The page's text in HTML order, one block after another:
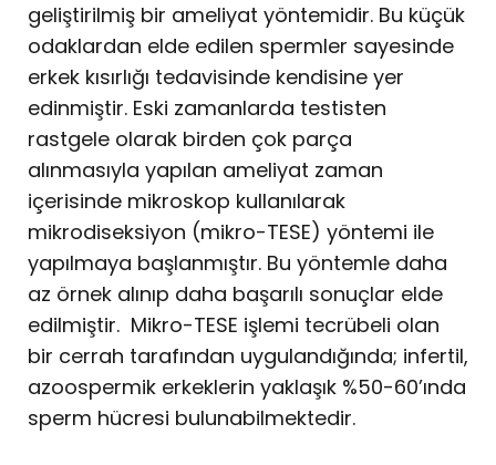
geliştirilmiş bir ameliyat yöntemidir. Bu küçük
odaklardan elde edilen spermler sayesinde
erkek kısırlığı tedavisinde kendisine yer
edinmiştir. Eski zamanlarda testisten
rastgele olarak birden çok parça
alınmasıyla yapılan ameliyat zaman
içerisinde mikroskop kullanılarak
mikrodiseksiyon (mikro-TESE) yöntemi ile
yapılmaya başlanmıştır. Bu yöntemle daha
az örnek alınıp daha başarılı sonuçlar elde
edilmiştir. Mikro-TESE işlemi tecrübeli olan
bir cerrah tarafından uygulandığında; infertil,
azoospermik erkeklerin yaklaşık %50-60’ında
sperm hücresi bulunabilmektedir.